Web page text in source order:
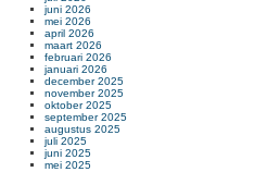
juni 2026
mei 2026
april 2026
maart 2026
februari 2026
januari 2026
december 2025
november 2025
oktober 2025
september 2025
augustus 2025
juli 2025
juni 2025
mei 2025